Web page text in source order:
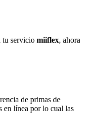
tu servicio miiflex, ahora
de primas de
en línea por lo cual las